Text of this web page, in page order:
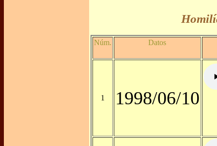
Núm. Datos
1 1998/06/10